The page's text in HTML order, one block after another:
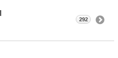
292